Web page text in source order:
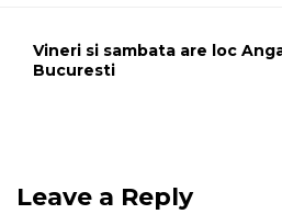
Vineri si sambata are loc
Bucuresti
Leave a Reply